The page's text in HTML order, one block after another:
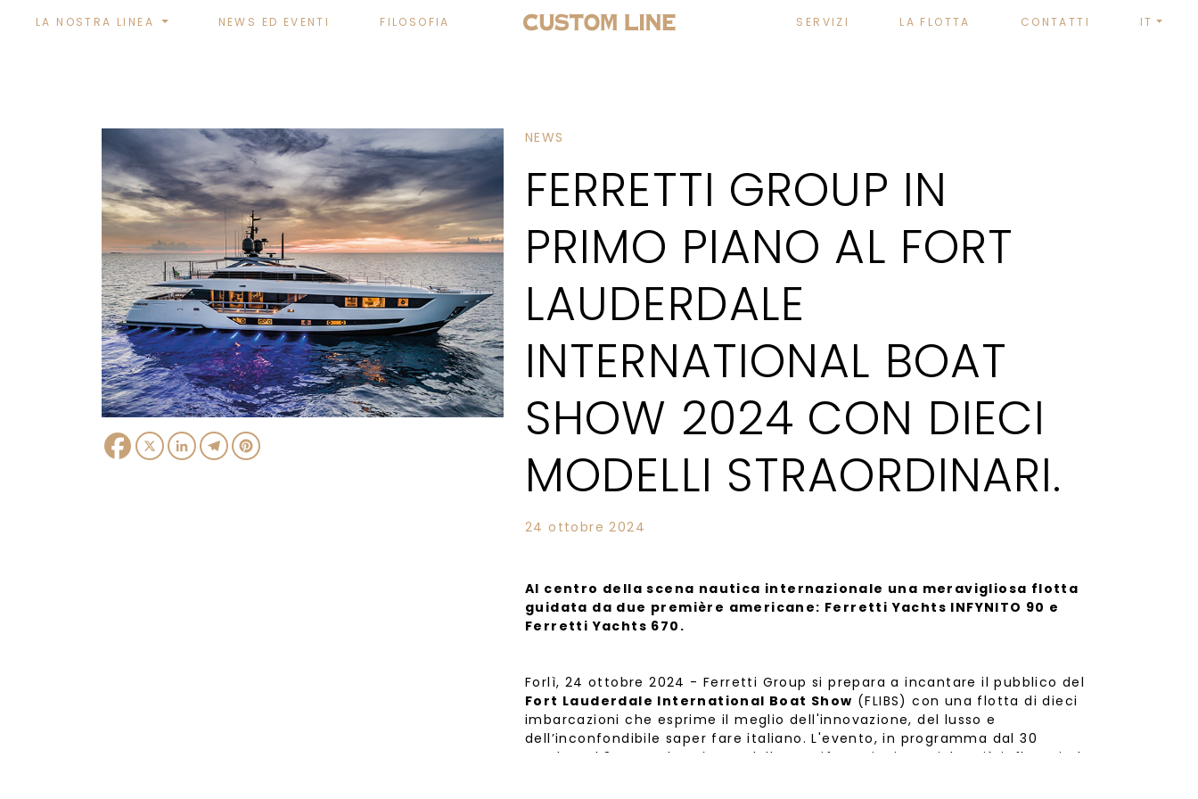
LA NOSTRA LINEA NEWS ED EVENTI FILOSOFIA SERVIZI LA FLOTTA CONTATTI IT
Facebook
X LinkedInTelegram
NEWS
FERRETTI GROUP IN
PRIMO PIANO AL FORT
LAUDERDALE
INTERNATIONAL BOAT
SHOW 2024 CON DIECI
MODELLI STRAORDINARI.
24 ottobre 2024
Al centro della scena nautica internazionale una meravigliosa flotta
guidata da due première americane: Ferretti Yachts INFYNITO 90 e
Ferretti Yachts 670.
Forlì, 24 ottobre 2024 - Ferretti Group si prepara a incantare il pubblico del
Fort Lauderdale International Boat Show (FLIBS) con una flotta di dieci
imbarcazioni che esprime il meglio dell'innovazione, del lusso e
dell’inconfondibile saper fare italiano. L'evento, in programma dal 30
ottobre al 3 novembre, è una delle manifestazioni nautiche più influenti al